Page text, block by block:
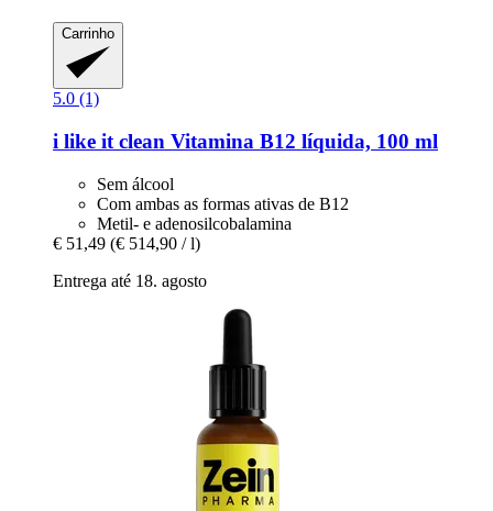
Carrinho
5.0 (1)
i like it clean Vitamina B12 líquida, 100 ml
Sem álcool
Com ambas as formas ativas de B12
Metil- e adenosilcobalamina
€ 51,49 (€ 514,90 / l)
Entrega até 18. agosto